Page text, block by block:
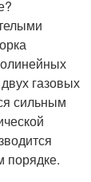
газовых
сильным
порядке.